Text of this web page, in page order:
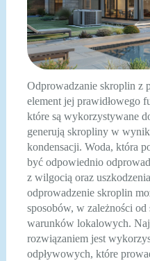
Odprowadzanie skroplin z
element jej prawidłowego
które są wykorzystywane
generują skropliny w
kondensacji. Woda, która
być odpowiednio
z wilgocią oraz
odprowadzenie skroplin
sposobów, w zależności
warunków lokalowych.
rozwiązaniem jest
odpływowych, które